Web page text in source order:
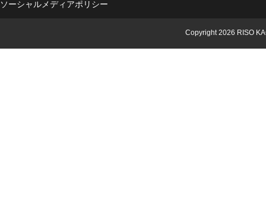
ソーシャルメディアポリシー
Copyright2026 RISO